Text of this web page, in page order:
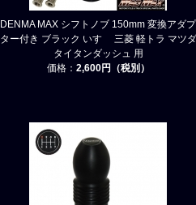
DENMA MAX シフトノブ 150mm 変換アダプ
ター付き ブラック いすゞ 三菱 軽トラ マツダ
タイタンダッシュ 用
価格： 2,600円（税別）